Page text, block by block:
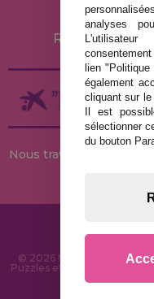
RETOURS /
Nous travaillons avec
© 2026
Puzzles et des Casse-têtes
analyses
lien
également
cliquant sur le
Il est
sélectionner
du bouton